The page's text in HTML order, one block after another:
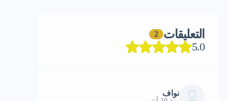
التعليقات 2
5.0
نواف